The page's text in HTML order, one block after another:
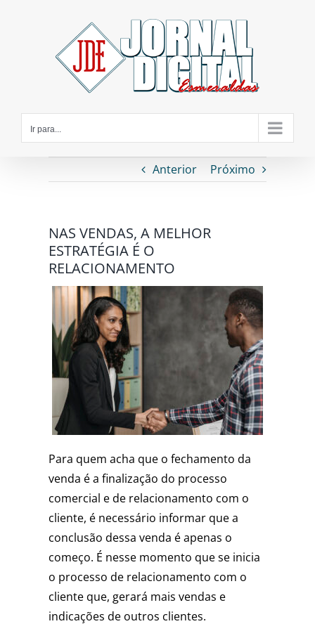
Ir para...
Anterior Próximo
NAS VENDAS, A MELHOR
ESTRATÉGIA É O
RELACIONAMENTO
Para quem acha que o fechamento da
venda é a finalização do processo
comercial e de relacionamento com o
cliente, é necessário informar que a
conclusão dessa venda é apenas o
começo. É nesse momento que se inicia
o processo de relacionamento com o
cliente que, gerará mais vendas e
indicações de outros clientes.